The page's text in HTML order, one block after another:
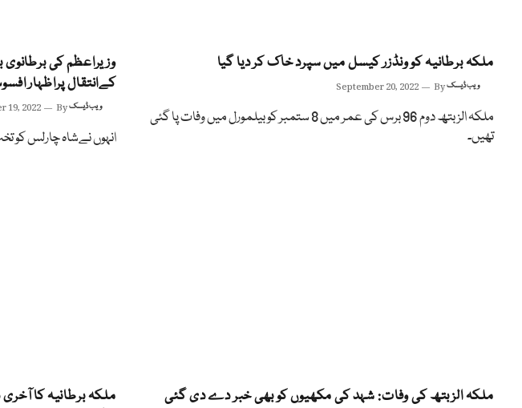
ملکہ برطانیہ کو ونڈزر کیسل میں سپرد خاک کر دیا گیا
September 20, 2022 Byویب ڈیسک
ملکہ الزبتھ دوم 96 برس کی عمر میں 8 ستمبر کو بیلمورل میں وفات پا گئی
تھیں۔
وزیراعظم کی
کےانتقال پراظہار
19, 2022 Byویب ڈیسک
انہوں نےشاہ چارلس کو
ملکہ الزبتھ کی وفات: شہد کی مکھیوں کو بھی خبر دے دی گئی
ملکہ برطانیہ کا آخری